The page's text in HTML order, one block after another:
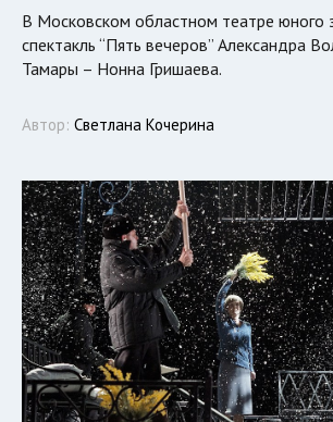
В Московском областном театре юного
спектакль “Пять вечеров” Александра
Тамары – Нонна Гришаева.
Автор: Светлана Кочерина